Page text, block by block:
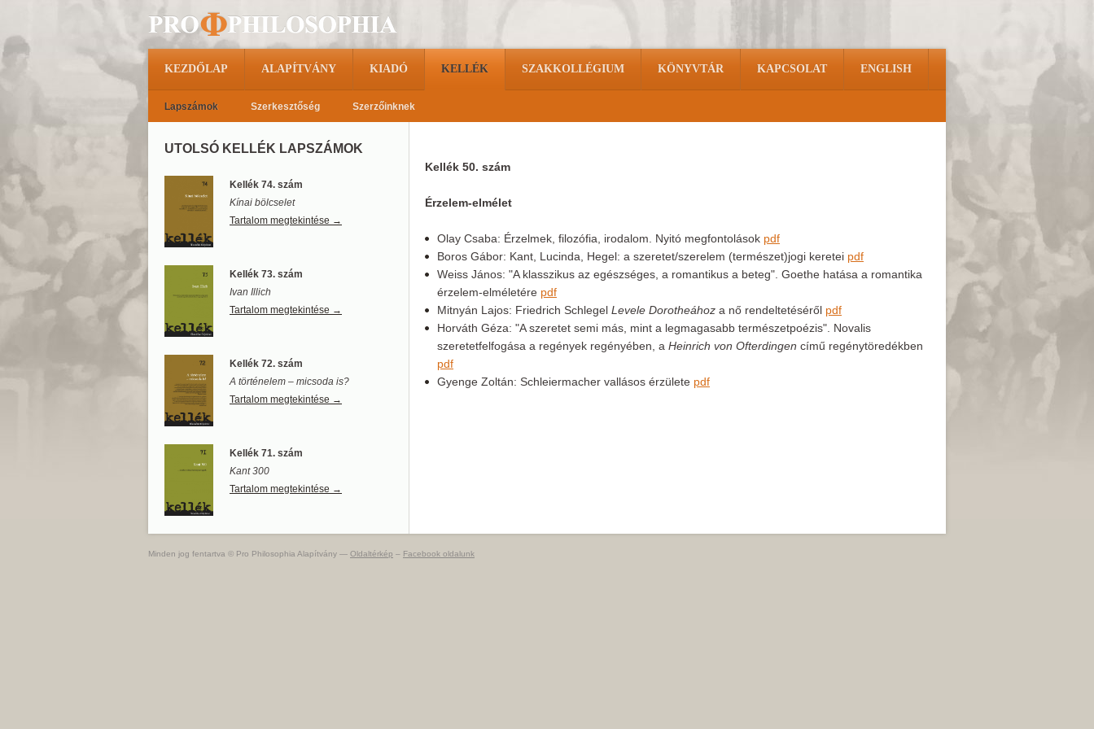
KEZDŐLAP ALAPÍTVÁNY KIADÓ KELLÉK SZAKKOLLÉGIUM KÖNYVTÁR KAPCSOLAT ENGLISH
Lapszámok Szerkesztőség Szerzőinknek
Kellék 50. szám
Érzelem-elmélet
Olay Csaba: Érzelmek, filozófia, irodalom. Nyitó megfontolások pdf
Boros Gábor: Kant, Lucinda, Hegel: a szeretet/szerelem (természet)jogi keretei pdf
Weiss János: "A klasszikus az egészséges, a romantikus a beteg". Goethe hatása a romantika
érzelem-elméletére pdf
Mitnyán Lajos: Friedrich Schlegel Levele Dorotheához a nő rendeltetéséről pdf
Horváth Géza: "A szeretet semi más, mint a legmagasabb természetpoézis". Novalis
szeretetfelfogása a regények regényében, a Heinrich von Ofterdingen című regénytöredékben
pdf
Gyenge Zoltán: Schleiermacher vallásos érzülete pdf
UTOLSÓ KELLÉK LAPSZÁMOK
Kellék 74. szám
Kínai bölcselet
Tartalom megtekintése →
Kellék 73. szám
Ivan Illich
Tartalom megtekintése →
Kellék 72. szám
A történelem – micsoda is?
Tartalom megtekintése →
Kellék 71. szám
Kant 300
Tartalom megtekintése →
Minden jog fentartva © Pro Philosophia Alapítvány — Oldaltérkép – Facebook oldalunk